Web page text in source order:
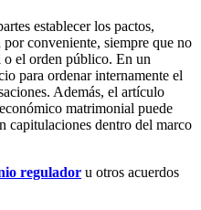
establecer los pactos,
conveniente, siempre que no
o el orden público. En un
para ordenar internamente el
Además, el artículo
matrimonial puede
capitulaciones dentro del marco
regulador u otros acuerdos